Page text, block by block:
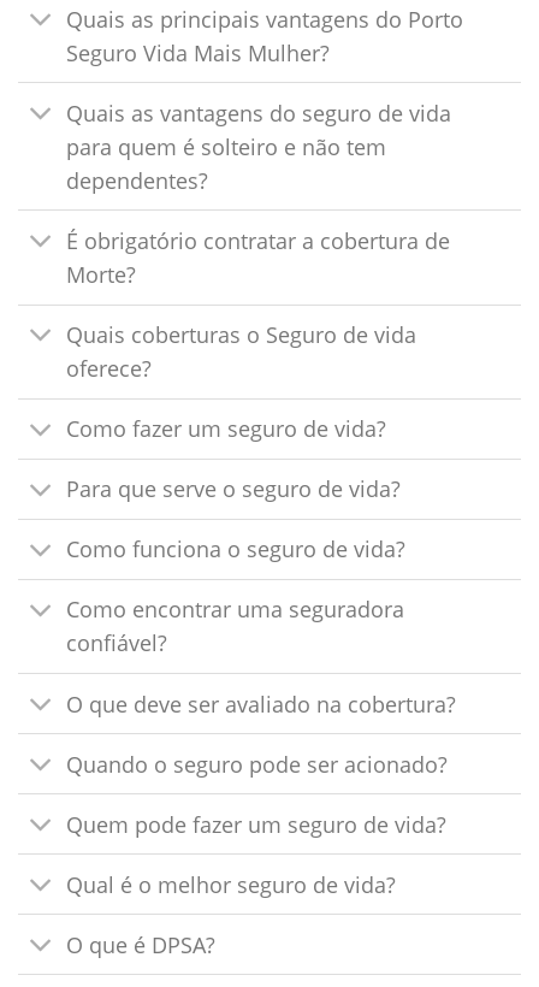
Quais as principais vantagens do Porto
Seguro Vida Mais Mulher?
Quais as vantagens do seguro de vida
para quem é solteiro e não tem
dependentes?
É obrigatório contratar a cobertura de
Morte?
Quais coberturas o Seguro de vida
oferece?
Como fazer um seguro de vida?
Para que serve o seguro de vida?
Como funciona o seguro de vida?
Como encontrar uma seguradora
confiável?
O que deve ser avaliado na cobertura?
Quando o seguro pode ser acionado?
Quem pode fazer um seguro de vida?
Qual é o melhor seguro de vida?
O que é DPSA?